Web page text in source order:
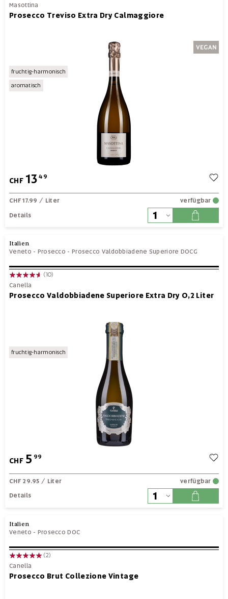
Masottina
Prosecco Treviso Extra Dry Calmaggiore
fruchtig-harmonisch
aromatisch
CHF 1349
CHF 17.99 / Liter
verfügbar
Details
Italien
Veneto - Prosecco - Prosecco Valdobbiadene Superiore DOCG
(10)
Canella
Prosecco Valdobbiadene Superiore Extra Dry 0,2 Liter
fruchtig-harmonisch
CHF 5 99
CHF 29.95 / Liter
verfügbar
Details
Italien
Veneto - Prosecco DOC
(2)
Canella
Prosecco Brut Collezione Vintage